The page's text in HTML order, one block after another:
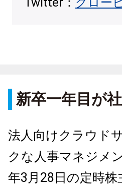
新卒一年目が
法人向けクラウド
クな人事マネジメ
年3月28日の定時